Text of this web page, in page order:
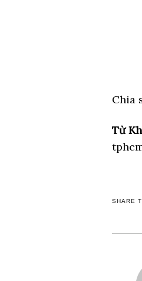
Chia
Từ
SHARE